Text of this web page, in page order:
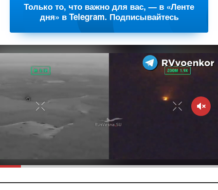
Только то, что важно для вас, — в «Ленте
дня» в Telegram. Подписывайтесь